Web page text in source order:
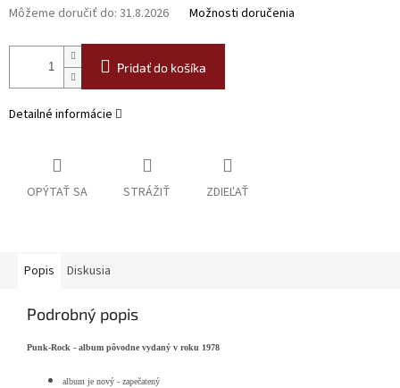
Môžeme doručiť do: 31.8.2026 Možnosti doručenia
Pridať do košíka
Detailné informácie
OPÝTAŤ SA STRÁŽIŤ ZDIEĽAŤ
Popis Diskusia
Podrobný popis
Punk-Rock - album pôvodne vydaný v roku 1978
album je nový - zapečatený